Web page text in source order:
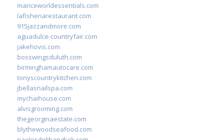
mariceworldessentials.com
lafisheriarestaurant.com
915jazzandmore.com
aguadulce-countryfair.com
jakehovis.com
bosswingsduluth.com
birminghamautocare.com
tonyscountrykitchen.com
jbellasnailspa.com
mychaihouse.com
alvisgrooming.com
thegeorginaestate.com
blythewoodseafood.com